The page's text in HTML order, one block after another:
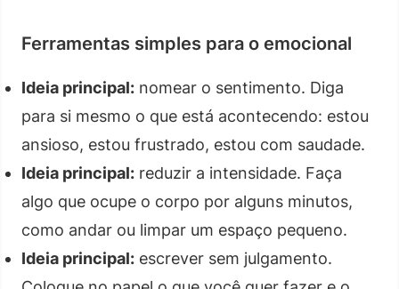
Ferramentas simples para o emocional
Ideia principal: nomear o sentimento. Diga
para si mesmo o que está acontecendo: estou
ansioso, estou frustrado, estou com saudade.
Ideia principal: reduzir a intensidade. Faça
algo que ocupe o corpo por alguns minutos,
como andar ou limpar um espaço pequeno.
Ideia principal: escrever sem julgamento.